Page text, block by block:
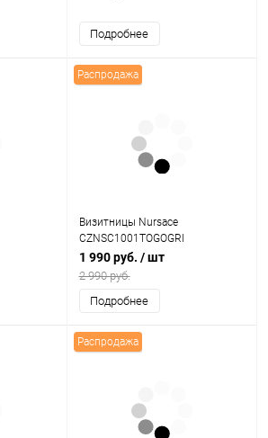
Подробнее
Распродажа
Визитницы Nursace
CZNSC1001TOGOGRI
1 990 руб. / шт
2 990 руб.
Подробнее
Распродажа